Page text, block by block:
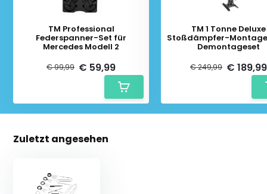
TM Professional
Federspanner-Set für
Mercedes Modell 2
€ 99,99 € 59,99
TM 1 Tonne Deluxe
Stoßdämpfer-
Demontageset
€ 249,99 € 189,99
Zuletzt angesehen